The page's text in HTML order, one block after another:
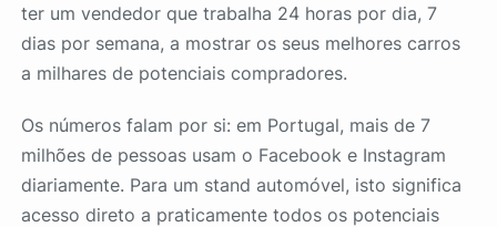
ter um vendedor que trabalha 24 horas por dia, 7
dias por semana, a mostrar os seus melhores carros
a milhares de potenciais compradores.
Os números falam por si: em Portugal, mais de 7
milhões de pessoas usam o Facebook e Instagram
diariamente. Para um stand automóvel, isto significa
acesso direto a praticamente todos os potenciais